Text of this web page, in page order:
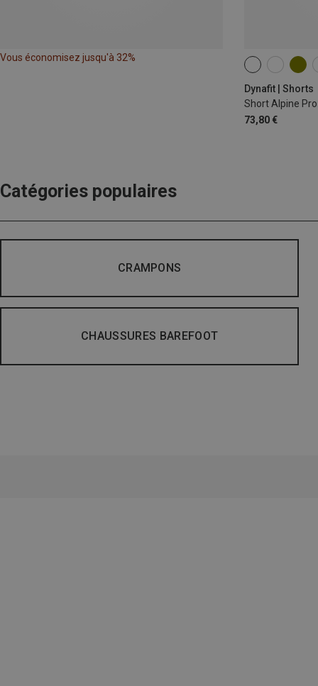
Vous économisez jusqu'à 32%
Dynafit | Shorts
Short Alpine
73,80 €
XS S M
Catégories populaires
CRAMPONS
CHAUSSURES BAREFOOT